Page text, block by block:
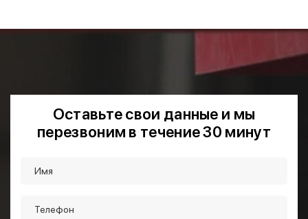
Оставьте свои данные и мы
перезвоним в течение 30 минут